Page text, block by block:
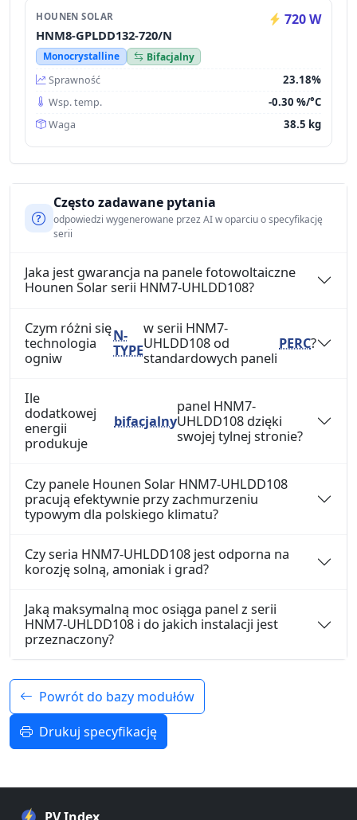
HOUNEN SOLAR 720 W
HNM8-GPLDD132-720/N
Monocrystalline
Bifacjalny
Sprawność
23.18%
Wsp. temp. -0.30 %/°C
Waga 38.5 kg
Często zadawane pytania
odpowiedzi wygenerowane przez AI w oparciu o specyfikację
serii
Jaka jest gwarancja na panele fotowoltaiczne
Hounen Solar serii HNM7-UHLDD108?
Czym różni się
technologia
ogniw
N-
TYPE
w serii HNM7-
UHLDD108 od
standardowych paneli
PERC?
Ile
dodatkowej
energii
produkuje
bifacjalny
panel HNM7-
UHLDD108 dzięki
swojej tylnej stronie?
Czy panele Hounen Solar HNM7-UHLDD108
pracują efektywnie przy zachmurzeniu
typowym dla polskiego klimatu?
Czy seria HNM7-UHLDD108 jest odporna na
korozję solną, amoniak i grad?
Jaką maksymalną moc osiąga panel z serii
HNM7-UHLDD108 i do jakich instalacji jest
przeznaczony?
Powrót do bazy modułów
Drukuj specyfikację